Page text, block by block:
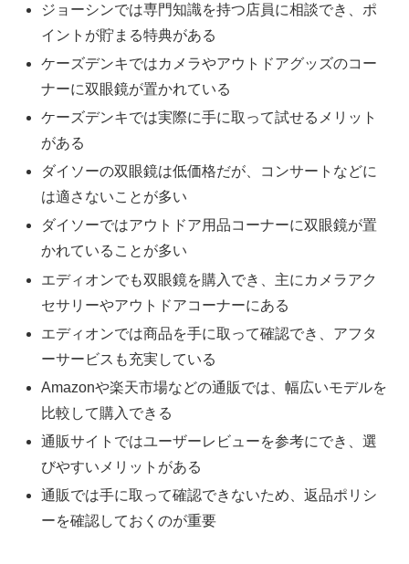
ジョーシンでは専門知識を持つ店員に相談でき、ポ
イントが貯まる特典がある
ケーズデンキではカメラやアウトドアグッズのコー
ナーに双眼鏡が置かれている
ケーズデンキでは実際に手に取って試せるメリット
がある
ダイソーの双眼鏡は低価格だが、コンサートなどに
は適さないことが多い
ダイソーではアウトドア用品コーナーに双眼鏡が置
かれていることが多い
エディオンでも双眼鏡を購入でき、主にカメラアク
セサリーやアウトドアコーナーにある
エディオンでは商品を手に取って確認でき、アフタ
ーサービスも充実している
Amazonや楽天市場などの通販では、幅広いモデルを
比較して購入できる
通販サイトではユーザーレビューを参考にでき、選
びやすいメリットがある
通販では手に取って確認できないため、返品ポリシ
ーを確認しておくのが重要